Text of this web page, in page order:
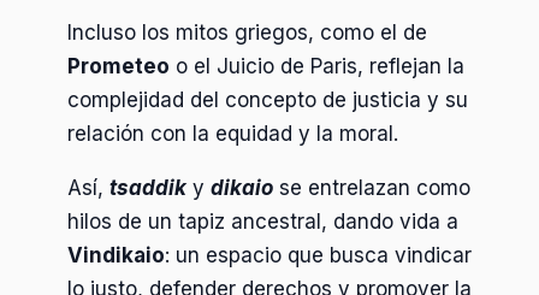
Incluso los mitos griegos, como el de
Prometeo o el Juicio de Paris, reflejan la
complejidad del concepto de justicia y su
relación con la equidad y la moral.
Así, tsaddik y dikaio se entrelazan como
hilos de un tapiz ancestral, dando vida a
Vindikaio: un espacio que busca vindicar
lo justo, defender derechos y promover la